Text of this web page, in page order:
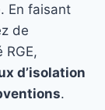
En faisant
de
RGE,
d’isolation
.